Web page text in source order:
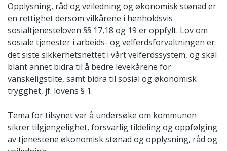
Opplysning, råd og veiledning og økonomisk stønad er
en rettighet dersom vilkårene i henholdsvis
sosialtjenesteloven §§ 17,18 og 19 er oppfylt. Lov om
sosiale tjenester i arbeids- og velferdsforvaltningen er
det siste sikkerhetsnettet i vårt velferdssystem, og skal
blant annet bidra til å bedre levekårene for
vanskeligstilte, samt bidra til sosial og økonomisk
trygghet, jf. lovens § 1.
Tema for tilsynet var å undersøke om kommunen
sikrer tilgjengelighet, forsvarlig tildeling og oppfølging
av tjenestene økonomisk stønad og opplysning, råd og